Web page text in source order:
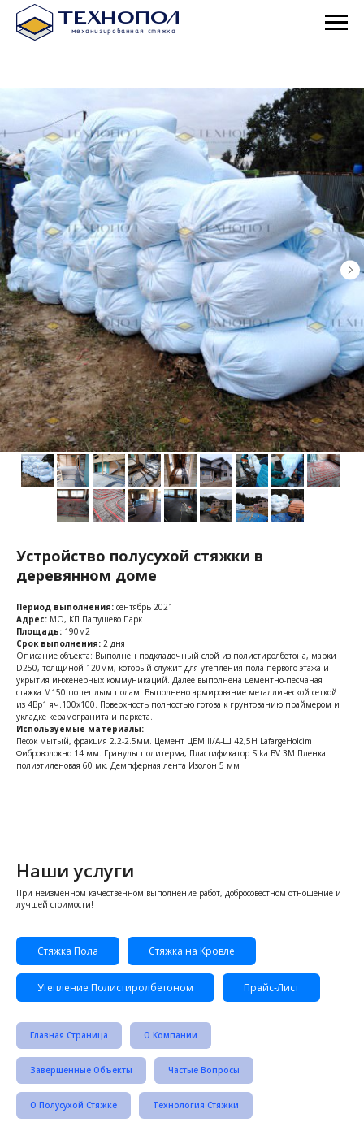
Устройство полусухой стяжки в
деревянном доме
Период выполнения: сентябрь 2021
Адрес: МО, КП Папушево Парк
Площадь: 190м2
Срок выполнения: 2 дня
Описание объекта: Выполнен подкладочный слой из полистиролбетона, марки
D250, толщиной 120мм, который служит для утепления пола первого этажа и
укрытия инженерных коммуникаций. Далее выполнена цементно-песчаная
стяжка М150 по теплым полам. Выполнено армирование металлической сеткой
из 4Вр1 яч.100х100. Поверхность полностью готова к грунтованию праймером и
укладке керамогранита и паркета.
Используемые материалы:
Песок мытый, фракция 2.2-2.5мм. Цемент ЦЕМ II/A-Ш 42,5Н LafargeHolcim
Фиброволокно 14 мм. Гранулы политерма, Пластификатор Sika BV 3M Пленка
полиэтиленовая 60 мк. Демпферная лента Изолон 5 мм
Наши услуги
При неизменном качественном выполнение работ, добросовестном отношение и
лучшей стоимости!
Стяжка Пола Стяжка на Кровле
Утепление Полистиролбетоном Прайс-Лист
Главная Страница О Компании
Завершенные Объекты Частые Вопросы
О Полусухой Стяжке Технология Стяжки